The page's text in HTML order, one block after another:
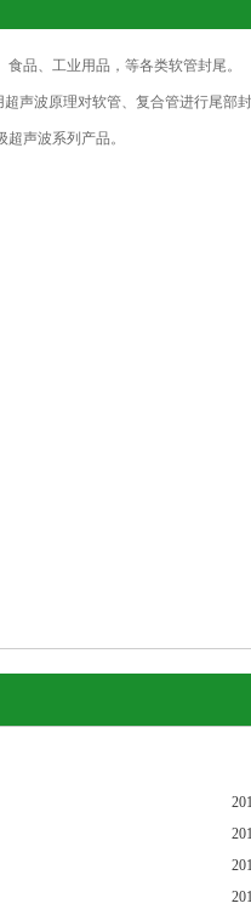
品、工业用品，等各类软管封尾。
声波原理对软管、复合管进行尾部
声波系列产品。